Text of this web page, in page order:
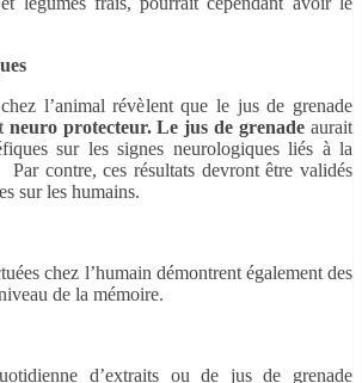
l’animal révèlent que le jus de grenade
neuro protecteur. Le jus de grenade aurait
sur les signes neurologiques liés à la
Par contre, ces résultats devront être validés
sur les humains.
chez l’humain démontrent également des
de la mémoire.
d’extraits ou de jus de grenade